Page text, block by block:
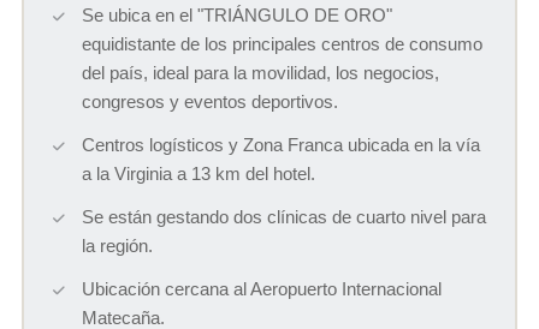
Se ubica en el "TRIÁNGULO DE ORO"
equidistante de los principales centros de consumo
del país, ideal para la movilidad, los negocios,
congresos y eventos deportivos.
Centros logísticos y Zona Franca ubicada en la vía
a la Virginia a 13 km del hotel.
Se están gestando dos clínicas de cuarto nivel para
la región.
Ubicación cercana al Aeropuerto Internacional
Matecaña.